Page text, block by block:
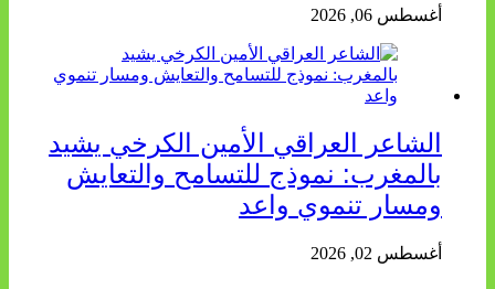
أغسطس 06, 2026
الشاعر العراقي الأمين الكرخي يشيد
بالمغرب: نموذج للتسامح والتعايش
ومسار تنموي واعد
أغسطس 02, 2026